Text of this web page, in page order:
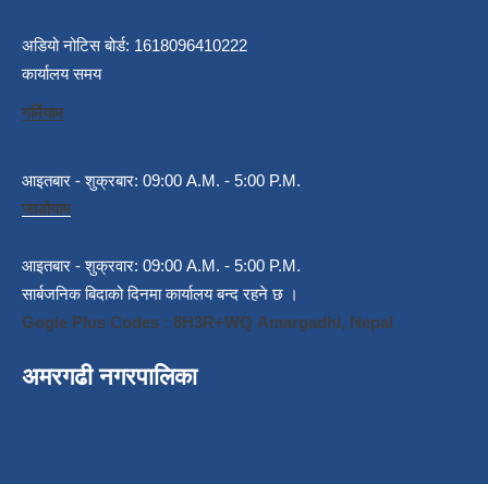
अडियो नोटिस बोर्ड: 1618096410222
कार्यालय समय
गर्मियाम
आइतबार - शुक्रबार: 09:00 A.M. - 5:00 P.M.
जाडोयाम
आइतबार - शुक्रवार: 09:00 A.M. - 5:00 P.M.
सार्बजनिक बिदाको दिनमा कार्यालय बन्द रहने छ ।
Gogle Plus Codes : 8H3R+WQ Amargadhi, Nepal
अमरगढी नगरपालिका